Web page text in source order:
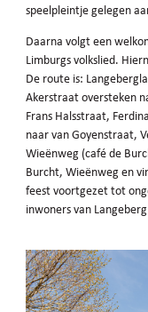
speelpleintje gelegen
Daarna volgt een
Limburgs volkslied.
De route is:
Akerstraat oversteken
Frans Halsstraat,
naar van Goyenstraat,
Wieënweg (café de
Burcht, Wieënweg en
feest voortgezet tot
inwoners van